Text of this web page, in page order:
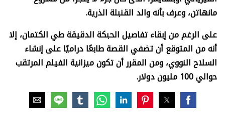
مانهاتن، وعرف بأنه والد القنبلة الذرية.
على الرغم من إبقاء تفاصيل الحبكة الدقيقة طي الكتمان، إلا
أنه من المتوقع أن تضفي القصة طابعًا دراميًا على إنشاء
السلاح النووي، ومن المقرر أن تكون ميزانية الفيلم المرتقب
حوالي 100 مليون دولار
.